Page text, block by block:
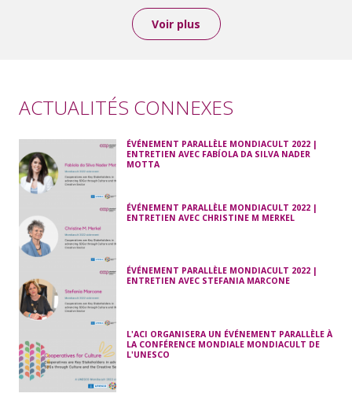
Voir plus
ACTUALITÉS CONNEXES
ÉVÉNEMENT PARALLÈLE MONDIACULT 2022 |
ENTRETIEN AVEC FABÍOLA DA SILVA NADER
MOTTA
ÉVÉNEMENT PARALLÈLE MONDIACULT 2022 |
ENTRETIEN AVEC CHRISTINE M MERKEL
ÉVÉNEMENT PARALLÈLE MONDIACULT 2022 |
ENTRETIEN AVEC STEFANIA MARCONE
L'ACI ORGANISERA UN ÉVÉNEMENT PARALLÈLE À
LA CONFÉRENCE MONDIALE MONDIACULT DE
L'UNESCO